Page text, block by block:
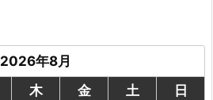
2026年8月
木 金 土
日